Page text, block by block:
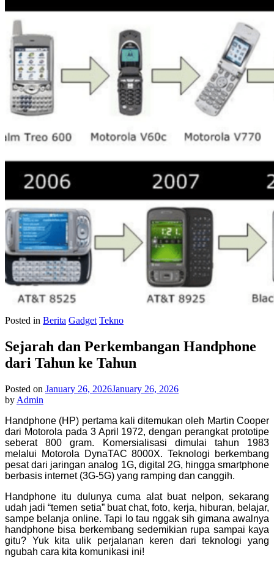
Posted in Berita Gadget Tekno
Sejarah dan Perkembangan Handphone
dari Tahun ke Tahun
Posted on January 26, 2026January 26, 2026
by Admin
Handphone (HP) pertama kali ditemukan oleh Martin Cooper
dari Motorola pada 3 April 1972, dengan perangkat prototipe
seberat 800 gram. Komersialisasi dimulai tahun 1983
melalui Motorola DynaTAC 8000X. Teknologi berkembang
pesat dari jaringan analog 1G, digital 2G, hingga smartphone
berbasis internet (3G-5G) yang ramping dan canggih.
Handphone itu dulunya cuma alat buat nelpon, sekarang
udah jadi “temen setia” buat chat, foto, kerja, hiburan, belajar,
sampe belanja online. Tapi lo tau nggak sih gimana awalnya
handphone bisa berkembang sedemikian rupa sampai kaya
gitu? Yuk kita ulik perjalanan keren dari teknologi yang
ngubah cara kita komunikasi ini!